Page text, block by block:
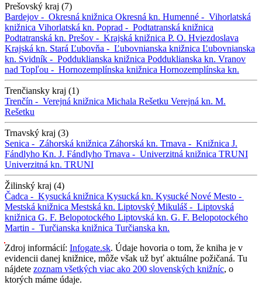
Prešovský kraj (7)
Bardejov - Okresná knižnica Okresná kn. Humenné - Vihorlatská
knižnica Vihorlatská kn. Poprad - Podtatranská knižnica
Podtatranská kn. Prešov - Krajská knižnica P. O. Hviezdoslava
Krajská kn. Stará Ľubovňa - Ľubovnianska knižnica Ľubovnianska
kn. Svidník - Podduklianska knižnica Podduklianska kn. Vranov
nad Topľou - Hornozemplínska knižnica Hornozemplínska kn.
Trenčiansky kraj (1)
Trenčín - Verejná knižnica Michala Rešetku Verejná kn. M.
Rešetku
Trnavský kraj (3)
Senica - Záhorská knižnica Záhorská kn. Trnava - Knižnica J.
Fándlyho Kn. J. Fándlyho Trnava - Univerzitná knižnica TRUNI
Univerzitná kn. TRUNI
Žilinský kraj (4)
Čadca - Kysucká knižnica Kysucká kn. Kysucké Nové Mesto -
Mestská knižnica Mestská kn. Liptovský Mikuláš - Liptovská
knižnica G. F. Belopotockého Liptovská kn. G. F. Belopotockého
Martin - Turčianska knižnica Turčianska kn.
Zdroj informácií: Infogate.sk. Údaje hovoria o tom, že kniha je v
evidencii danej knižnice, môže však už byť aktuálne požičaná. Tu
nájdete zoznam všetkých viac ako 200 slovenských knižníc, o
ktorých máme údaje.